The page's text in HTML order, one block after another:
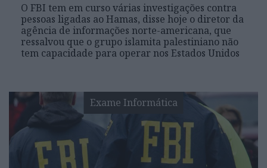
O FBI tem em curso várias investigações contra
pessoas ligadas ao Hamas, disse hoje o diretor da
agência de informações norte-americana, que
ressalvou que o grupo islamita palestiniano não
tem capacidade para operar nos Estados Unidos
Exame Informática